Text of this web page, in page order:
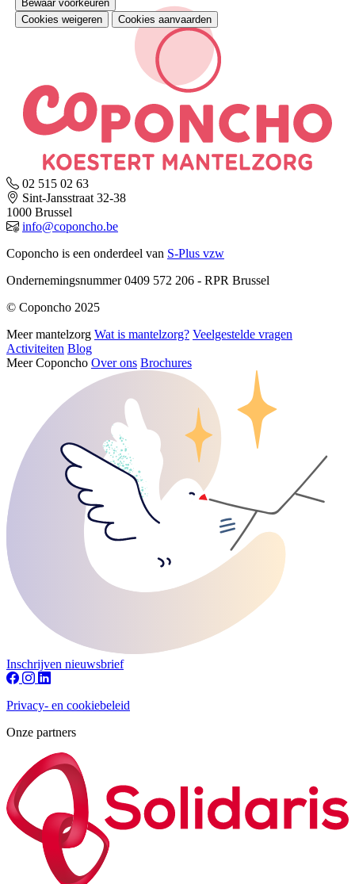
02 515 02 63
Sint-Jansstraat 32-38
1000 Brussel
info@coponcho.be
Coponcho is een onderdeel van S-Plus vzw
Ondernemingsnummer 0409 572 206 - RPR Brussel
© Coponcho 2025
Meer mantelzorg Wat is mantelzorg? Veelgestelde vragen
Activiteiten Blog
Meer Coponcho Over ons Brochures
Inschrijven nieuwsbrief
Privacy- en cookiebeleid
Onze partners
Bewaar voorkeuren
Cookies weigeren
Cookies aanvaarden